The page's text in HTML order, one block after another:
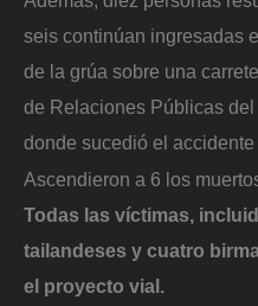
seis continúan ingresadas
de la grúa sobre una
de Relaciones Públicas
donde sucedió el
Ascendieron a 6 los
Todas las víctimas,
tailandeses y cuatro
el proyecto vial.